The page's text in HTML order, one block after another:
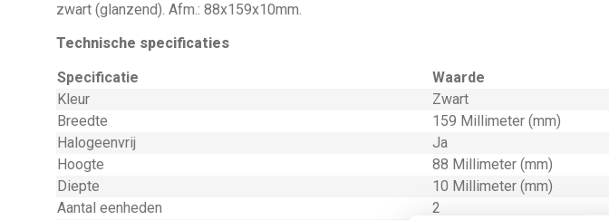
zwart (glanzend). Afm.: 88x159x10mm.
Technische specificaties
Specificatie
Waarde
Kleur
Zwart
Breedte
159 Millimeter (mm)
Halogeenvrij
Ja
Hoogte
88 Millimeter (mm)
Diepte
10 Millimeter (mm)
Aantal eenheden
2